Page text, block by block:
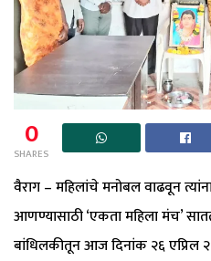
0
SHARES
वैराग – महिलांचे मनोबल वाढवून
आणण्यासाठी ‘एकता महिला मंच’
बांधिलकीतून आज दिनांक २६ एप्रिल